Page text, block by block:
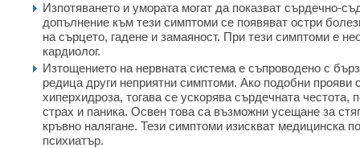
Изпотяването и умората могат да показват сърдечно-
допълнение към тези симптоми се появяват остри
на сърцето, гадене и замаяност. При тези симптоми е
кардиолог.
Изтощението на нервната система е съпроводено с
редица други неприятни симптоми. Ако подобни прояви
хиперхидроза, тогава се ускорява сърдечната честота,
страх и паника. Освен това са възможни усещане за
кръвно налягане. Тези симптоми изискват медицинска
психиатър.